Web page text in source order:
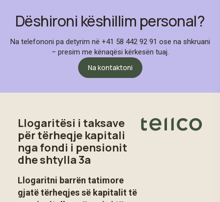
Dëshironi këshillim personal?
Na telefononi pa detyrim në +41 58 442 92 91 ose na shkruani
– presim me kënaqësi kërkesën tuaj.
Na kontaktoni